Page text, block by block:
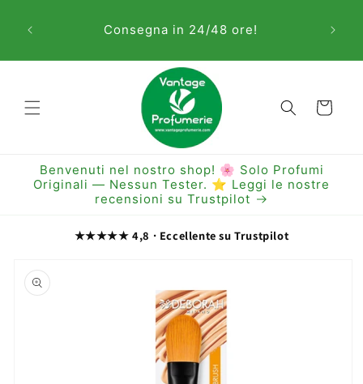
ai contenuti
Consegna in 24/48 ore!
Carrello
Benvenuti nel nostro shop! 🌸 Solo Profumi
Originali — Nessun Tester. ⭐ Leggi le nostre
recensioni su Trustpilot
★★★★★ 4,8 · Eccellente su Trustpilot
informazioni
sul prodotto